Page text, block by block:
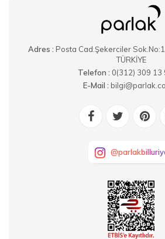
Adres : Posta Cad.Şekerciler
TÜRKİYE
Telefon : 0(312) 309 13
E-Mail :